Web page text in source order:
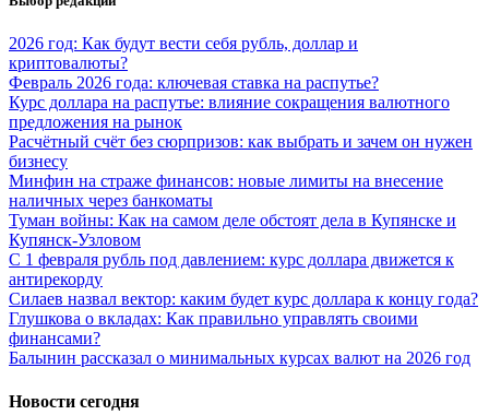
2026 год: Как будут вести себя рубль, доллар и
криптовалюты?
Февраль 2026 года: ключевая ставка на распутье?
Курс доллара на распутье: влияние сокращения валютного
предложения на рынок
Расчётный счёт без сюрпризов: как выбрать и зачем он нужен
бизнесу
Минфин на страже финансов: новые лимиты на внесение
наличных через банкоматы
Туман войны: Как на самом деле обстоят дела в Купянске и
Купянск-Узловом
С 1 февраля рубль под давлением: курс доллара движется к
антирекорду
Силаев назвал вектор: каким будет курс доллара к концу года?
Глушкова о вкладах: Как правильно управлять своими
финансами?
Балынин рассказал о минимальных курсах валют на 2026 год
Новости сегодня